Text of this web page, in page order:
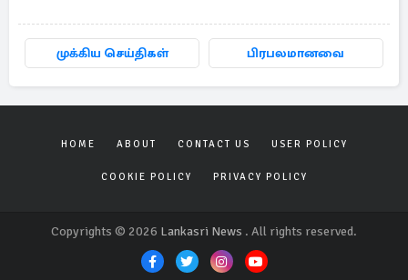
முக்கிய செய்திகள் பிரபலமானவை
HOME ABOUT CONTACT US USER POLICY
COOKIE POLICY PRIVACY POLICY
Copyrights © 2026 Lankasri News . All rights reserved.